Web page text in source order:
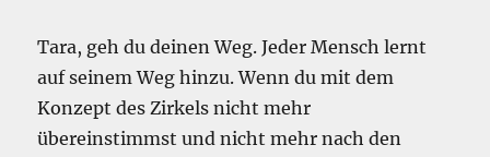
Tara, geh du deinen Weg. Jeder Mensch lernt
auf seinem Weg hinzu. Wenn du mit dem
Konzept des Zirkels nicht mehr
übereinstimmst und nicht mehr nach den